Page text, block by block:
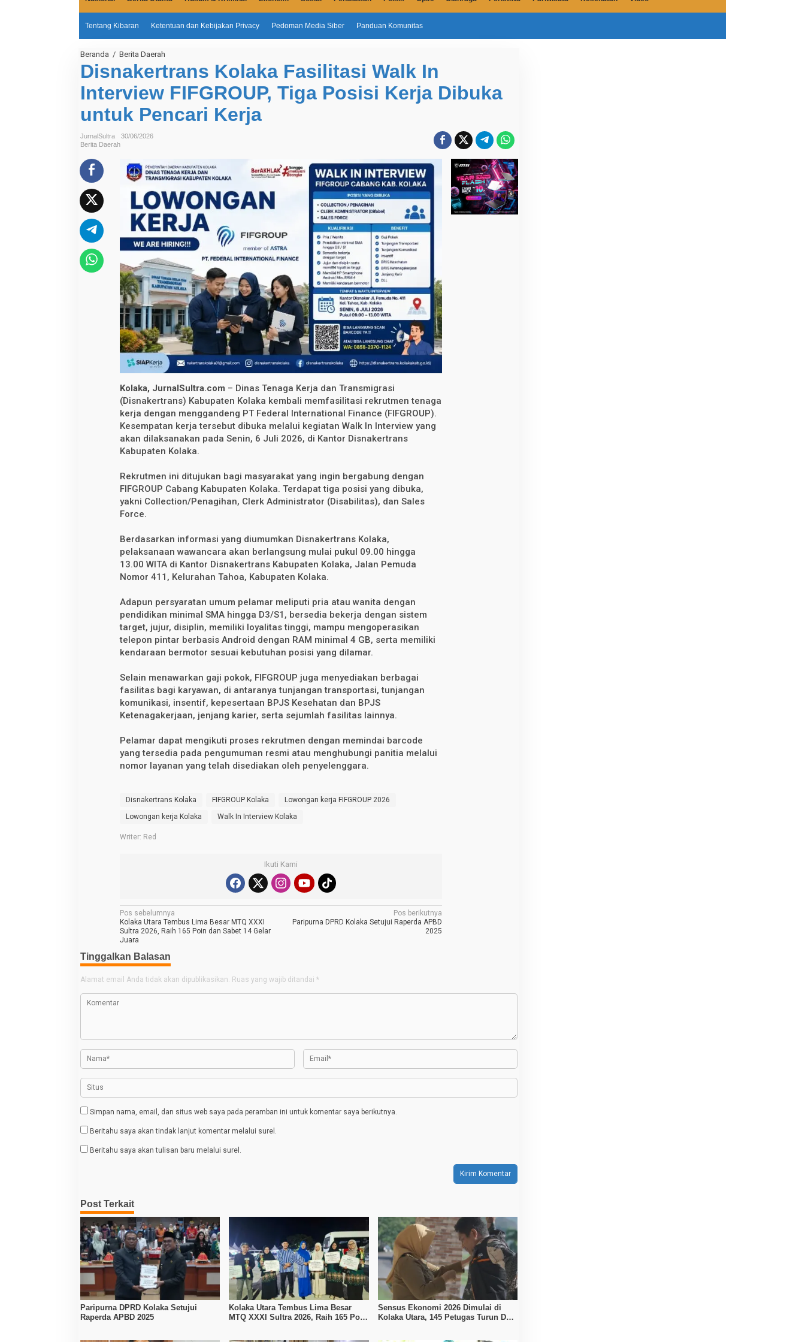
Tentang Kibaran Ketentuan dan Kebijakan Privacy Pedoman Media Siber Panduan Komunitas
Beranda / Berita Daerah
s
r
K
o
a
k
a
F
a
s
i
l
i
t
a
s
i
W
a
l
k
n
I
t
v
i
e
w
F
G
R
O
U
i
g
a
P
s
i
K
e
r
a
i
b
u
k
u
t
u
k
P
a
i
Disnakertrans Kolaka Fasilitasi Walk In
Interview FIFGROUP, Tiga Posisi Kerja Dibuka
untuk Pencari Kerja
JurnalSultra
30/06/2026
Berita Daerah
Kolaka, JurnalSultra.com – Dinas Tenaga Kerja dan Transmigrasi
(Disnakertrans) Kabupaten Kolaka kembali memfasilitasi rekrutmen tenaga
kerja dengan menggandeng PT Federal International Finance (FIFGROUP).
Kesempatan kerja tersebut dibuka melalui kegiatan Walk In Interview yang
akan dilaksanakan pada Senin, 6 Juli 2026, di Kantor Disnakertrans
Kabupaten Kolaka.
Rekrutmen ini ditujukan bagi masyarakat yang ingin bergabung dengan
FIFGROUP Cabang Kabupaten Kolaka. Terdapat tiga posisi yang dibuka,
yakni Collection/Penagihan, Clerk Administrator (Disabilitas), dan Sales
Force.
Berdasarkan informasi yang diumumkan Disnakertrans Kolaka,
pelaksanaan wawancara akan berlangsung mulai pukul 09.00 hingga
13.00 WITA di Kantor Disnakertrans Kabupaten Kolaka, Jalan Pemuda
Nomor 411, Kelurahan Tahoa, Kabupaten Kolaka.
Adapun persyaratan umum pelamar meliputi pria atau wanita dengan
pendidikan minimal SMA hingga D3/S1, bersedia bekerja dengan sistem
target, jujur, disiplin, memiliki loyalitas tinggi, mampu mengoperasikan
telepon pintar berbasis Android dengan RAM minimal 4 GB, serta memiliki
kendaraan bermotor sesuai kebutuhan posisi yang dilamar.
Selain menawarkan gaji pokok, FIFGROUP juga menyediakan berbagai
fasilitas bagi karyawan, di antaranya tunjangan transportasi, tunjangan
komunikasi, insentif, kepesertaan BPJS Kesehatan dan BPJS
Ketenagakerjaan, jenjang karier, serta sejumlah fasilitas lainnya.
Pelamar dapat mengikuti proses rekrutmen dengan memindai barcode
yang tersedia pada pengumuman resmi atau menghubungi panitia melalui
nomor layanan yang telah disediakan oleh penyelenggara.
Disnakertrans Kolaka FIFGROUP Kolaka
Lowongan kerja FIFGROUP 2026
Lowongan kerja Kolaka
Walk In Interview Kolaka
Writer: Red
Ikuti Kami
N
a
v
i
g
a
p
s
Pos sebelumnya
Kolaka Utara Tembus Lima Besar MTQ XXXI
Sultra 2026, Raih 165 Poin dan Sabet 14 Gelar
Juara
Pos berikutnya
Paripurna DPRD Kolaka Setujui Raperda APBD
2025
Tinggalkan Balasan
Alamat email Anda tidak akan dipublikasikan. Ruas yang wajib ditandai *
Simpan nama, email, dan situs web saya pada peramban ini untuk komentar saya berikutnya.
Beritahu saya akan tindak lanjut komentar melalui surel.
Beritahu saya akan tulisan baru melalui surel.
Post Terkait
Paripurna DPRD Kolaka Setujui
Raperda APBD 2025
Kolaka Utara Tembus Lima Besar
MTQ XXXI Sultra 2026, Raih 165 Poin
Sensus Ekonomi 2026 Dimulai di
Kolaka Utara, 145 Petugas Turun Data